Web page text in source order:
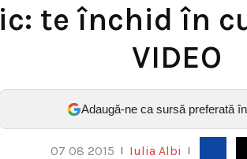
te închid în
VIDEO
Adaugă-ne ca sursă preferată
07 08 2015 Iulia Albi